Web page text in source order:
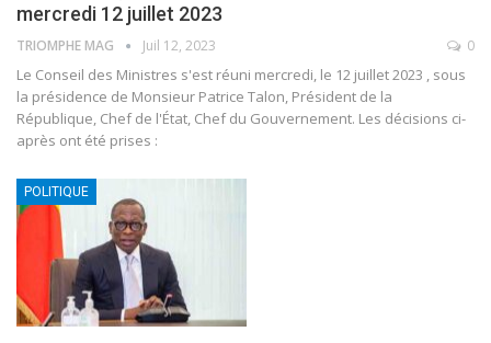
mercredi 12 juillet 2023
TRIOMPHE MAG Juil 12, 2023 0
Le Conseil des Ministres s'est réuni mercredi, le 12 juillet 2023 , sous
la présidence de Monsieur Patrice Talon, Président de la
République, Chef de l'État, Chef du Gouvernement. Les décisions ci-
après ont été prises :
POLITIQUE